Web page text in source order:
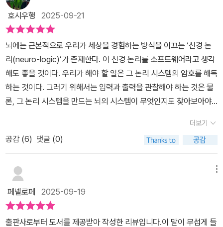
지키려는 뇌의 방식이다. 『무의식의 뇌과학』은 무의식을 단순한 흥미
거리나 병리적 현상으로 보지 않는다. 이 책은 우리가 왜 어떤 기억을
사실이라고 믿는지, 왜 충동적으로 행동하는지, 왜 환청이나 환각을
현실처럼 받아들이는지를 무의식의 관점에서 재해석한다. 무의식의
작동 원리를 이해하는 순간, 우리는 ‘나조차 이해할 수 없는 나’라는
모순을 새롭게 바라보게 된다. 이는 자기 이해와 타인 이해의 방식을
바꾸며, 이를 통해 우리는 선택과 행동의 주체로서 새로운 가능성을
마주하게 된다. 인류사 최고의 불가사의, ‘무의식’의 블랙박스를 열다
갖춘 책이다. 학문적 깊이를 놓치지 않으면서도, 누구나 쉽게 읽고 몰
밀접한 주제를 통해 일반 독자는 물론, 심리학·의학·인지과학 분야를
공부하는 이들에게도 탁월한 안내서가 되어준다. 이 책은 철학에서
신경과학으로, 의학으로, 그리고 이들의 접점으로 옮겨가며 끊임없이
이 분야에 대해 처음 독서하는 분들께서도 충분히 몰입할 수 있고 새
로운 독자를 유입하기에도 충분한 필력이라고 생각되었다. 신경과학
을 다룬 책이다 보니 여러 행마다 뇌의 해당 부위들이 언급되고 있지
만, 본문이 시작되기 이전에 4페이지에 걸쳐 뇌 지도가 제시되고 있
어 서술된 기능을 하는 뇌 부위가 어디인지 시각적으로도 확인할 수
있다. 본서의 주제는 무의식이라기보다는 ‘자아의식’이라고 저자 자
신이 정의하고 있다. 본서는 그를 돌아보는데 ‘뇌의 의식계와 무의식
계의 작동방식을 모두 추적하여 두 시스템이 어떤 식으로 동시에 작
용하는지, 더 중요하게는 어떻게 상호작용해서 우리의 경험을 만들어
내고 자아의식을 유지시키는지를 살펴보는’ 저작이다. 본서의 첫 장
증 등의 장애나 이색적인 뇌 신경 이상을 통해 인간의 의식이 비어버
린 자리를 어떻게 무의식이 대리하는지를 다루고 있다. 의식과 무의
식이 상호작용을 통해 여백이 생겨버린 의식의 간극을 무의식이 메우
면서 자아의식을 유지하려는 시도를 돌아보는 것이다. 습관, 상상훈
호시우행 2025-09-21
뇌에는 근본적으로 우리가 세상을 경험하는 방식을 이끄는 ‘신경 논
리(neuro-logic)’가 존재한다. 이 신경 논리를 소프트웨어라고 생각
해도 좋을 것이다. 우리가 해야 할 일은 그 논리 시스템의 암호를 해독
하는 것이다. 그러기 위해서는 입력과 출력을 관찰해야 하는 것은 물
론, 그 논리 시스템을 만드는 뇌의 시스템이 무엇인지도 찾아보아야
과 정신의학 연구에, 인간관계와 상호작용 연구에, 그리고 인간을 이
해하는 데 커다란 영향을 미친다. - '서문' 중에서 (사진, 책표지)책의
저자 엘리에저 J. 스턴버그는 신경의학자이자 신경과학자이며, 과학
전문 작가로 활동하고 있다. 뇌 연구를 통해 의식과 무의식을 넘나들
고 <워싱턴포스트>, <파이낸셜리뷰>, <월스트리트저널> 등 다수
매체에 칼럼을 기고했다. 총 여덟 개 파트로 구성된 책은 무의식이 지
더보기
공감 (6) 댓글 (0)
페넬로페 2025-09-19
출판사로부터 도서를 제공받아 작성한 리뷰입니다.이 말이 무섭게 들